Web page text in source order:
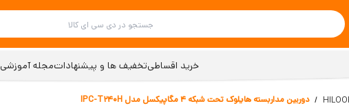
خرید اقساطیتخفیف ها و پیشنهاداتمجله آموزشی
دوربین مداربسته هایلوک تحت شبکه 4 مگاپیکسل مدل IPC-T240H